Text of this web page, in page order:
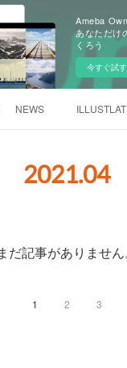
Ameba
あなただけ
くろう
今すぐ試す
ッチ
NEWS
2021.04
だ記事がありません
1 2 3